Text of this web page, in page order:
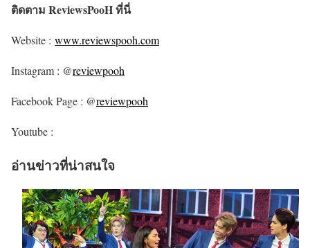
ติดตาม ReviewsPooH ที่นี่
Website : www.reviewspooh.com
Instagram : @reviewpooh
Facebook Page : @reviewpooh
Youtube :
อ่านข่าวที่น่าสนใจ